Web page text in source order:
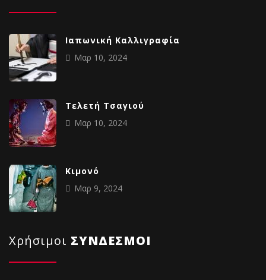
Ιαπωνική Καλλιγραφία
Μαρ 10, 2024
Tελετή Τσαγιού
Μαρ 10, 2024
Κιμονό
Μαρ 9, 2024
Χρήσιμοι ΣΥΝΔΕΣΜΟΙ